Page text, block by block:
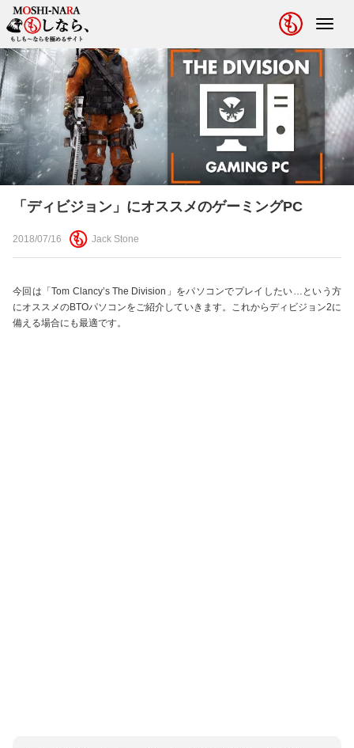
「ディビジョン」にオススメのゲーミングPC
2018/07/16 Jack Stone
今回は「Tom Clancy’s The Division」をパソコンでプレイしたい…という方
にオススメのBTOパソコンをご紹介していきます。これからディビジョン2に
備える場合にも最適です。